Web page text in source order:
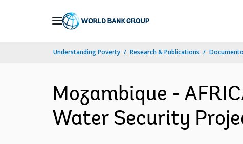
Understanding Poverty Research & Publications
Mozambique -
Water Security